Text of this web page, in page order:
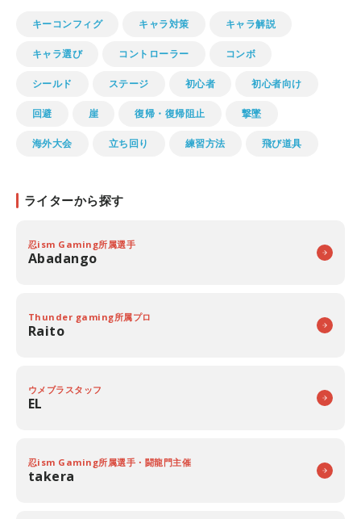
キーコンフィグ キャラ対策 キャラ解説
キャラ選び コントローラー コンボ
シールド ステージ 初心者 初心者向け
回避 崖 復帰・復帰阻止 撃墜
海外大会 立ち回り 練習方法 飛び道具
ライターから探す
忍ism Gaming所属選手
Abadango
Thunder gaming所属プロ
Raito
ウメブラスタッフ
EL
忍ism Gaming所属選手・闘龍門主催
takera